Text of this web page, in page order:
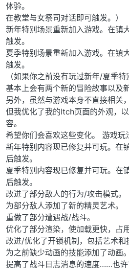
体验。
在教堂与女祭司对话即可触发。）
新年特别场景重新加入游戏。在镇
触发。
夏季特别场景重新加入游戏。在镇
触发。
（如果你之前没有玩过新年/夏季特
基本上会有两个新的冒险故事以及
另外，虽然与游戏本身不直接相关，
但我优化了我的Itch页面的外观，
容。
希望你们会喜欢这些变化。 游戏玩
新年特别内容现已修复并可玩。在
后触发。
夏季特别内容现已修复并可玩。在
后触发。
改进了部分敌人的行为/攻击模式。
为部分敌人添加了新的精灵艺术。
重做了部分遭遇战/战斗。
优化了部分渲染，使加载更快，占
改进/优化了开锁机制，包括艺术和
为之前缺少动画的技能添加了动画。
提高了战斗日志消息的速度……也许